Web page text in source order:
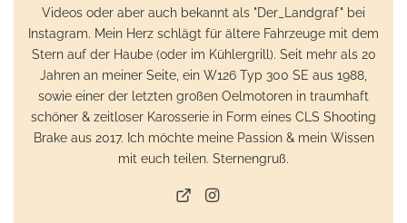
Videos oder aber auch bekannt als "Der_Landgraf" bei
Instagram. Mein Herz schlägt für ältere Fahrzeuge mit dem
Stern auf der Haube (oder im Kühlergrill). Seit mehr als 20
Jahren an meiner Seite, ein W126 Typ 300 SE aus 1988,
sowie einer der letzten großen Oelmotoren in traumhaft
schöner & zeitloser Karosserie in Form eines CLS Shooting
Brake aus 2017. Ich möchte meine Passion & mein Wissen
mit euch teilen. Sternengruß.